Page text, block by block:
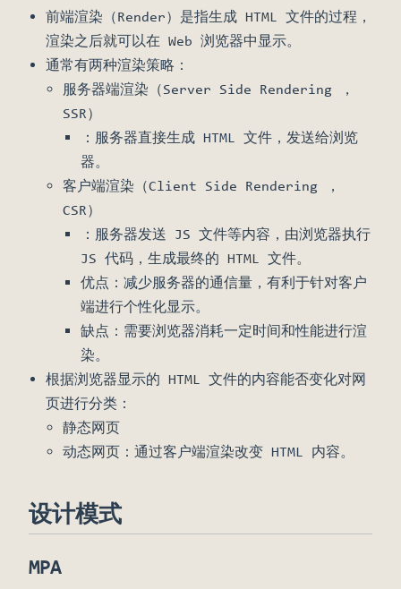
前端渲染（Render）是指生成 HTML 文件的过程，
渲染之后就可以在 Web 浏览器中显示。
通常有两种渲染策略：
服务器端渲染（Server Side Rendering ，
SSR）
：服务器直接生成 HTML 文件，发送给浏览
器。
客户端渲染（Client Side Rendering ，
CSR）
：服务器发送 JS 文件等内容，由浏览器执行
JS 代码，生成最终的 HTML 文件。
优点：减少服务器的通信量，有利于针对客户
端进行个性化显示。
缺点：需要浏览器消耗一定时间和性能进行渲
染。
根据浏览器显示的 HTML 文件的内容能否变化对网
页进行分类：
静态网页
动态网页：通过客户端渲染改变 HTML 内容。
设计模式
MPA